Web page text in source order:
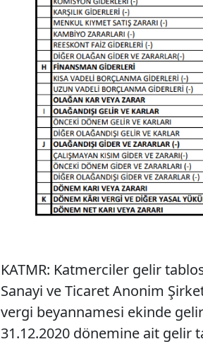
KATMR: Katmerciler gelir
Sanayi ve Ticaret Anonim
vergi beyannamesi ekinde
31.12.2020 dönemine ait gelir